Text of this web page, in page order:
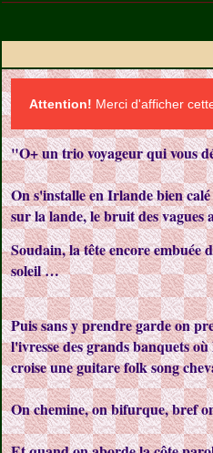
Attention! Merci d'afficher
"O+ un trio voyageur qui vous
On s'installe en Irlande bien
sur la lande, le bruit des
Soudain, la tête encore embuée
soleil …
Puis sans y prendre garde on
l'ivresse des grands banquets
croise une guitare folk song
On chemine, on bifurque, bref